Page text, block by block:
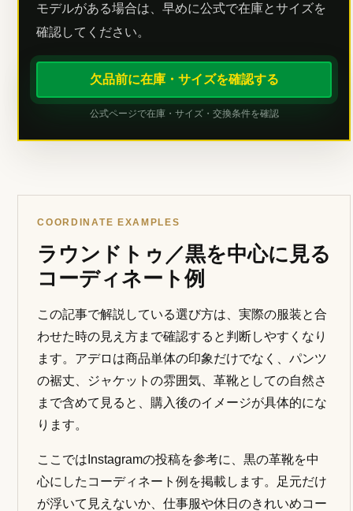
モデルがある場合は、早めに公式で在庫とサイズを
確認してください。
欠品前に在庫・サイズを確認する
公式ページで在庫・サイズ・交換条件を確認
COORDINATE EXAMPLES
ラウンドトゥ／黒を中心に見る
コーディネート例
この記事で解説している選び方は、実際の服装と合
わせた時の見え方まで確認すると判断しやすくなり
ます。アデロは商品単体の印象だけでなく、パンツ
の裾丈、ジャケットの雰囲気、革靴としての自然さ
まで含めて見ると、購入後のイメージが具体的にな
ります。
ここではInstagramの投稿を参考に、黒の革靴を中
心にしたコーディネート例を掲載します。足元だけ
が浮いて見えないか、仕事服や休日のきれいめコー